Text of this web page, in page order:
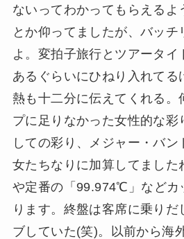
ないってわかってもらえるよ
とか仰ってましたが、バッチ
よ。変拍子旅行とツアータイ
あるぐらいにひねり入れてる
熱も十二分に伝えてくれる。
プに足りなかった女性的な彩
しての彩り、メジャー・バン
女たちなりに加算してました
や定番の「99.974℃」などカ
ります。終盤は客席に乗りだ
ブしていた(笑)。以前から海